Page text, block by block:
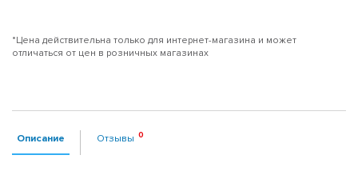
*Цена действительна только для интернет-магазина и может
отличаться от цен в розничных магазинах
Описание Отзывы